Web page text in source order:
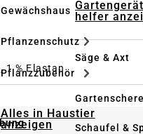
Gewächshaus
Pflanzenschutz
Pflanzzubehör
Alles in Haustier
anzeigen
helfer
Säge & Axt
Gartenschere
Schaufel &
1 % Elastan